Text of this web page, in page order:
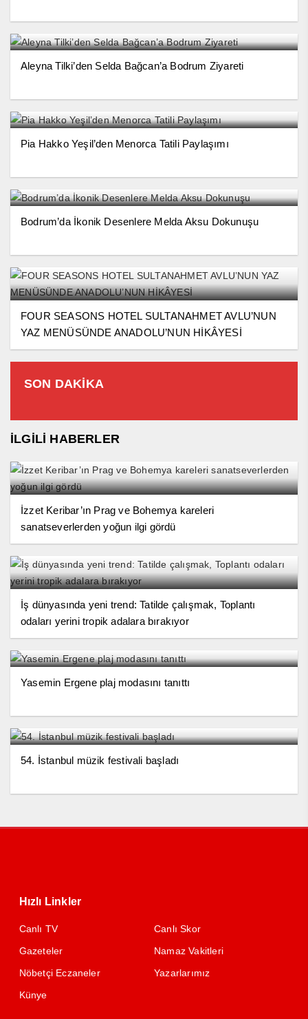
Aleyna Tilki’den Selda Bağcan’a Bodrum Ziyareti
Pia Hakko Yeşil’den Menorca Tatili Paylaşımı
Bodrum’da İkonik Desenlere Melda Aksu Dokunuşu
FOUR SEASONS HOTEL SULTANAHMET AVLU’NUN
YAZ MENÜSÜNDE ANADOLU’NUN HİKÂYESİ
SON DAKİKA
İLGİLİ HABERLER
İzzet Keribar’ın Prag ve Bohemya kareleri
sanatseverlerden yoğun ilgi gördü
İş dünyasında yeni trend: Tatilde çalışmak, Toplantı
odaları yerini tropik adalara bırakıyor
Yasemin Ergene plaj modasını tanıttı
54. İstanbul müzik festivali başladı
Hızlı Linkler
Canlı TV
Canlı Skor
Gazeteler
Namaz Vakitleri
Nöbetçi Eczaneler
Yazarlarımız
Künye